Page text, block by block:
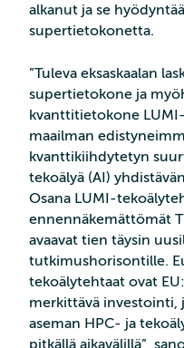
alkanut ja se
supertietokonetta.
”Tuleva eksaskaalan
supertietokone ja
kvanttitietokone
maailman
kvanttikiihdytetyn
tekoälyä (AI)
Osana LUMI-
ennennäkemättömät
avaavat tien täysin
tutkimushorisontille.
tekoälytehtaat ovat
merkittävä investointi,
aseman HPC- ja
pitkällä aikavälillä”,